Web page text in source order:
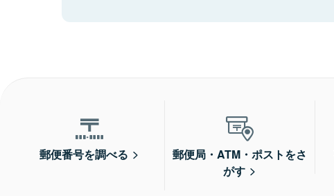
郵便番号を調べる
郵便局・ATM・ポストをさ
がす